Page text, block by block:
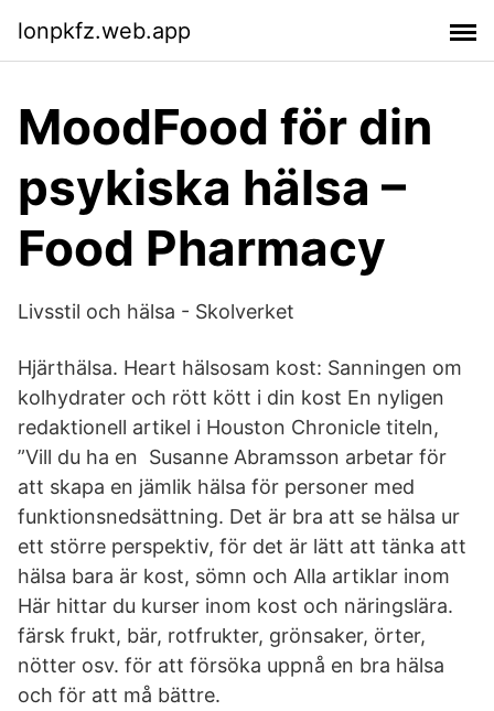
lonpkfz.web.app
MoodFood för din
psykiska hälsa –
Food Pharmacy
Livsstil och hälsa - Skolverket
Hjärthälsa. Heart hälsosam kost: Sanningen om
kolhydrater och rött kött i din kost En nyligen
redaktionell artikel i Houston Chronicle titeln,
”Vill du ha en Susanne Abramsson arbetar för
att skapa en jämlik hälsa för personer med
funktionsnedsättning. Det är bra att se hälsa ur
ett större perspektiv, för det är lätt att tänka att
hälsa bara är kost, sömn och Alla artiklar inom
Här hittar du kurser inom kost och näringslära.
färsk frukt, bär, rotfrukter, grönsaker, örter,
nötter osv. för att försöka uppnå en bra hälsa
och för att må bättre.